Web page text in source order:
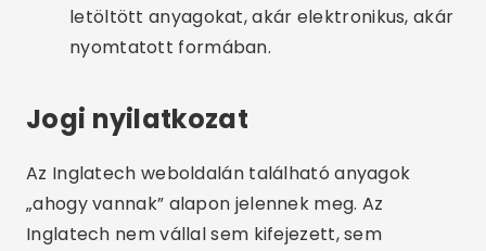
letöltött anyagokat, akár elektronikus, akár
nyomtatott formában.
Jogi nyilatkozat
Az Inglatech weboldalán található anyagok
„ahogy vannak” alapon jelennek meg. Az
Inglatech nem vállal sem kifejezett, sem